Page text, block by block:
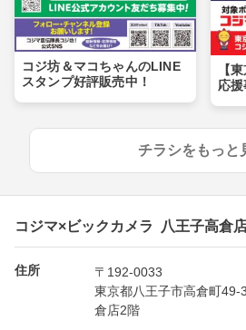
コジ坊＆マコちゃんのLINE
スタンプ好評販売中！
【
応
チラシをもっと
コジマ×ビックカメラ 八王子高倉
住所
〒192-0033
東京都八王子市高倉町49-
倉店2階